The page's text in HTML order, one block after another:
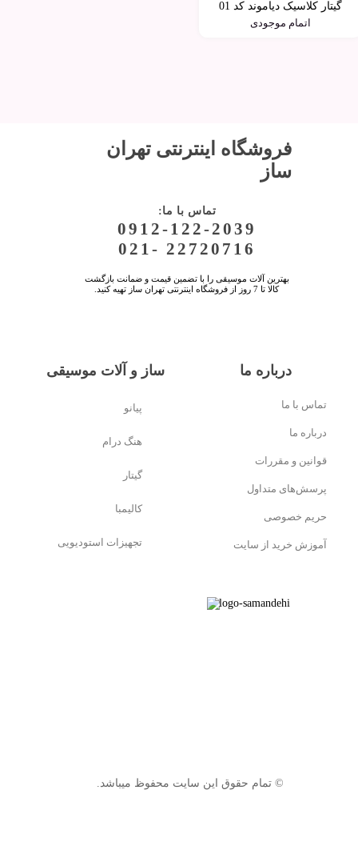
گیتار کلاسیک دیاموند کد 01
اتمام موجودی
فروشگاه اینترنتی تهران
ساز
:تماس با ما
0912-122-2039
021- 22720716
بهترین آلات موسیقی را با تضمین قیمت و ضمانت بازگشت
کالا تا 7 روز از فروشگاه اینترنتی تهران ساز تهیه کنید.
تماس با ما
درباره ما
قوانین و مقررات
پرسش‌های متداول
حریم خصوصی
آموزش خرید از سایت
درباره ما ساز و آلات موسیقی
پیانو
هنگ درام
گیتار
کالیمبا
تجهیزات استودیویی
© تمام حقوق این سایت محفوظ میباشد.